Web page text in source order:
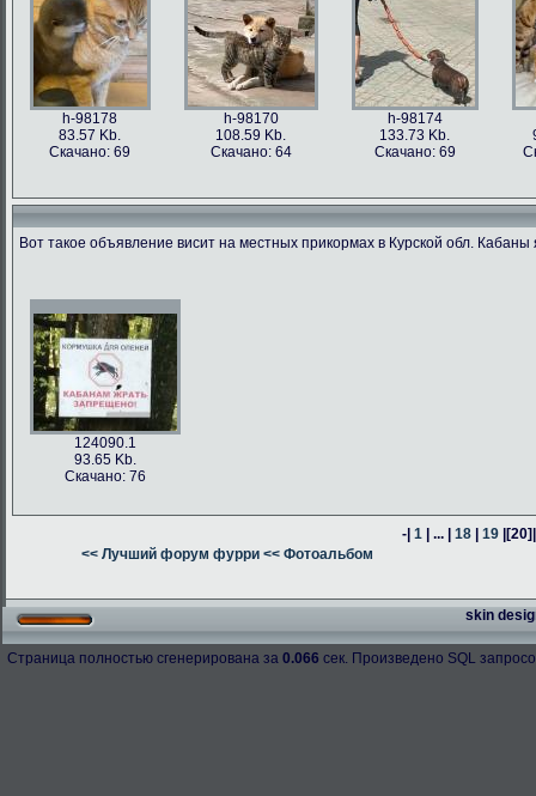
h-98178
83.57 Kb.
Скачано: 69
h-98170
108.59 Kb.
Скачано: 64
h-98174
133.73 Kb.
Скачано: 69
h-98176
76.47 Kb.
Скачано: 63
h-98171
187.62 Kb.
Скачано: 66
h-98160
h-98164
Вот такое объявление висит на местных прикормах в Курской обл.
124090.1
93.65 Kb.
Скачано: 76
-| 1 | ... | 18 | 19 |[20]
<< Лучший форум фурри << Фотоальбом
skin
Страница полностью сгенерирована за 0.066 сек. Произведено SQL